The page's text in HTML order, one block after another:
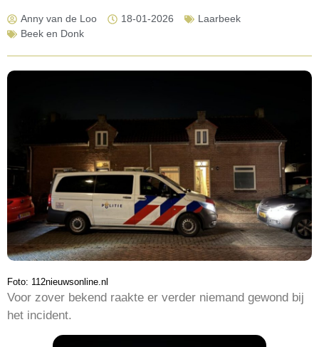
Anny van de Loo 18-01-2026
Laarbeek
Beek en Donk
Foto: 112nieuwsonline.nl
Voor zover bekend raakte er verder niemand gewond bij
het incident.